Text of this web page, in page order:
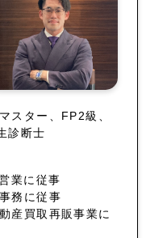
スター、FP2級、
診断士
業に従事
務に従事
産買取再販事業に